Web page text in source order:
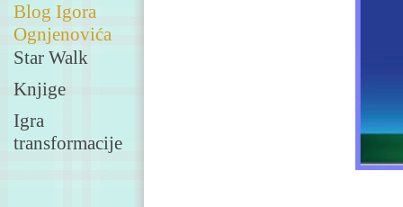
Blog Igora
Ognjenovića
Star Walk
Knjige
Igra
transformacije